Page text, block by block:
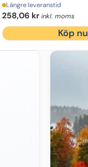
Längre leveranstid
258,06 kr inkl. moms
Köp nu